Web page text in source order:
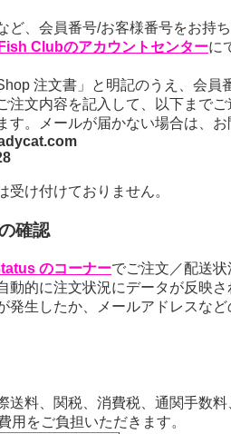
ど、会員番号/お客様番号をお持
Clubのアカウントセンターに
注文書」と明記のうえ、会
注文内容を記入して、以下まで
す。メールが届かない場合は、
受け付けておりません。
確認
のコーナーでご注文／配送
動的に注文状況にデータが反映
発生したか、メールアドレスな
送料、関税、消費税、通関手数
用をご負担いただきます。